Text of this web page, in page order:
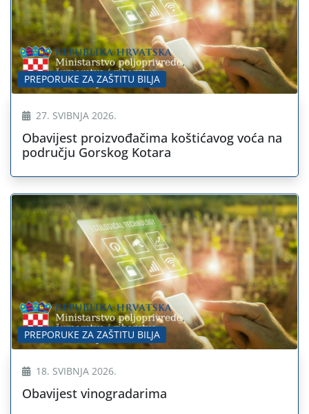
PREPORUKE ZA ZAŠTITU BILJA
27. SVIBNJA 2026.
Obavijest proizvođačima koštićavog voća na
području Gorskog Kotara
PREPORUKE ZA ZAŠTITU BILJA
18. SVIBNJA 2026.
Obavijest vinogradarima